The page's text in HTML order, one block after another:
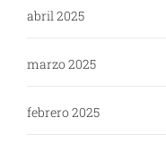
abril 2025
marzo 2025
febrero 2025